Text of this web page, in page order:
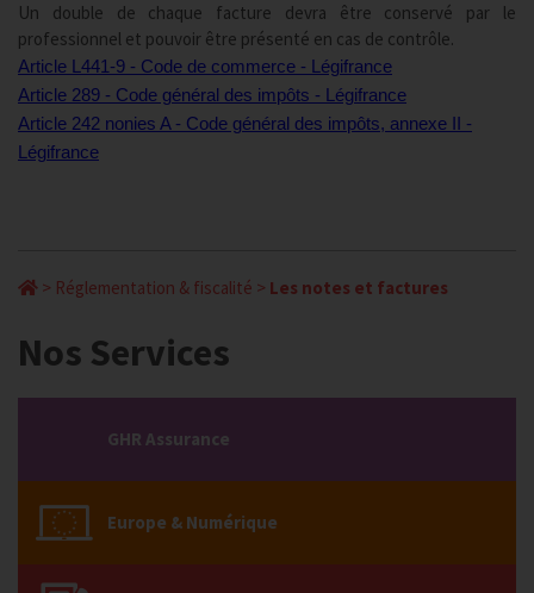
Un double de chaque facture devra être conservé par le
professionnel et pouvoir être présenté en cas de contrôle.
Article L441-9 - Code de commerce - Légifrance
Article 289 - Code général des impôts - Légifrance
Article 242 nonies A - Code général des impôts, annexe II -
Légifrance
> Réglementation & fiscalité > Les notes et factures
Nos Services
GHR Assurance
Europe & Numérique